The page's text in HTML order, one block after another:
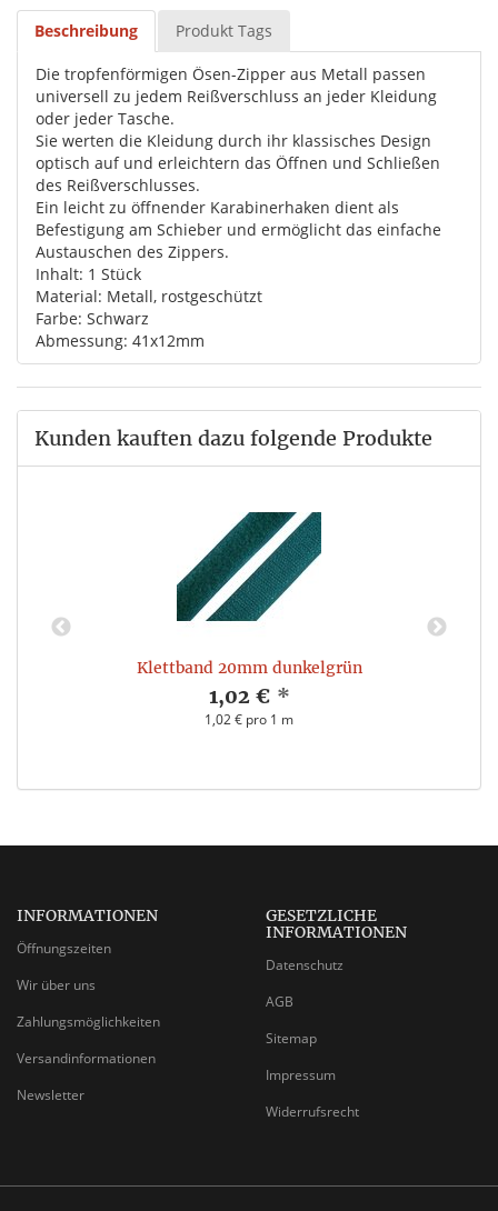
Beschreibung Produkt Tags
Die tropfenförmigen Ösen-Zipper aus Metall passen
universell zu jedem Reißverschluss an jeder Kleidung
oder jeder Tasche.
Sie werten die Kleidung durch ihr klassisches Design
optisch auf und erleichtern das Öffnen und Schließen
des Reißverschlusses.
Ein leicht zu öffnender Karabinerhaken dient als
Befestigung am Schieber und ermöglicht das einfache
Austauschen des Zippers.
Inhalt: 1 Stück
Material: Metall, rostgeschützt
Farbe: Schwarz
Abmessung: 41x12mm
Kunden kauften dazu folgende Produkte
Klettband 20mm dunkelgrün
1,02 € *
1,02 € pro 1 m
INFORMATIONEN
Öffnungszeiten
Wir über uns
Zahlungsmöglichkeiten
Versandinformationen
Newsletter
GESETZLICHE
INFORMATIONEN
Datenschutz
AGB
Sitemap
Impressum
Widerrufsrecht